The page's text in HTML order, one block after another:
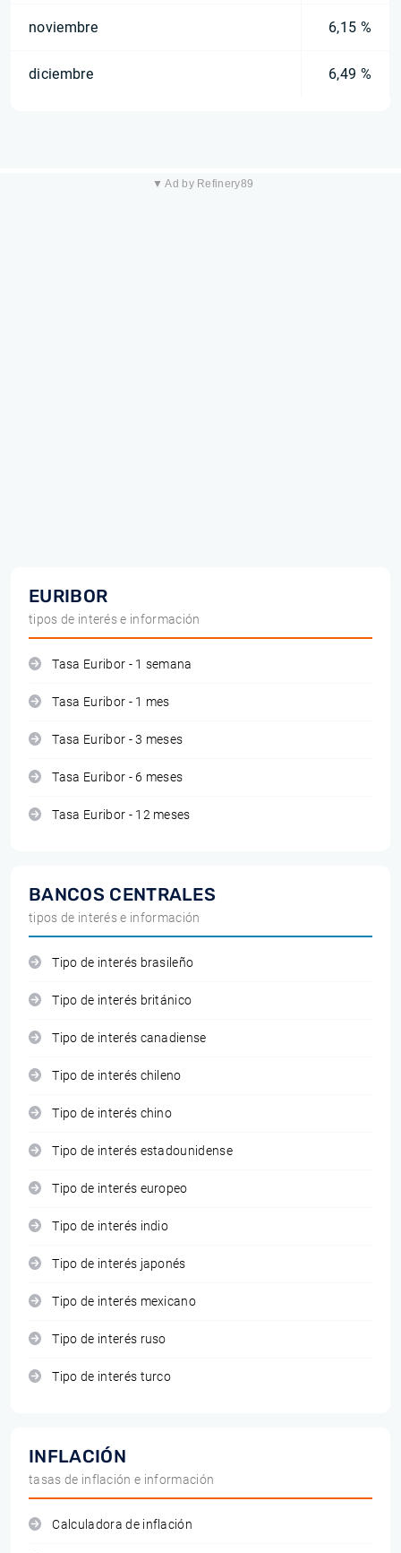
noviembre 6,15 %
diciembre 6,49 %
▼ Ad by Refinery89
EURIBOR
tipos de interés e información
Tasa Euribor - 1 semana
Tasa Euribor - 1 mes
Tasa Euribor - 3 meses
Tasa Euribor - 6 meses
Tasa Euribor - 12 meses
BANCOS CENTRALES
tipos de interés e información
Tipo de interés brasileño
Tipo de interés británico
Tipo de interés canadiense
Tipo de interés chileno
Tipo de interés chino
Tipo de interés estadounidense
Tipo de interés europeo
Tipo de interés indio
Tipo de interés japonés
Tipo de interés mexicano
Tipo de interés ruso
Tipo de interés turco
INFLACIÓN
tasas de inflación e información
Calculadora de inflación